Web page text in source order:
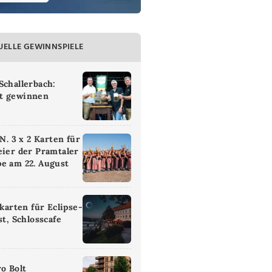
GEWINNSPIELE
gewinnen
3 x 2 Karten für
der Pramtaler
am 22. August
für Eclipse-
Schlosscafe
Bolt